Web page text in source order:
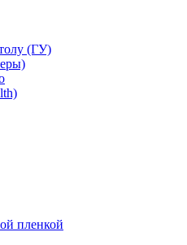
(ГУ)
пленкой